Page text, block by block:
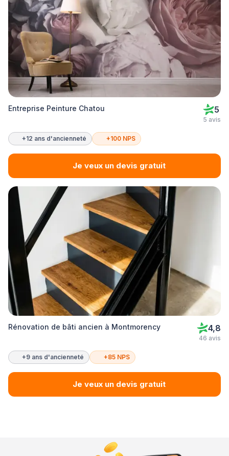
Entreprise Peinture Chatou 5
5 avis
+12 ans d'ancienneté +100 NPS
Je veux un devis gratuit
Rénovation de bâti ancien à Montmorency 4,8
46 avis
+9 ans d'ancienneté +85 NPS
Je veux un devis gratuit